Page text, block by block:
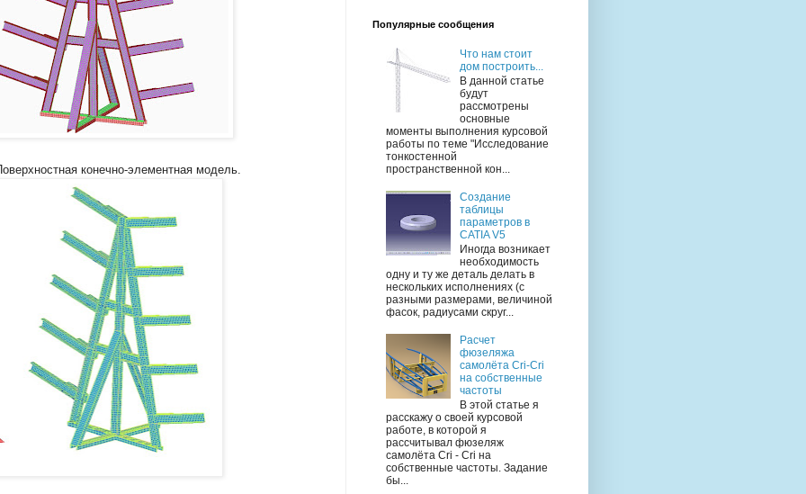
конечно-элементная модель.
Популярные сообщения
Что нам стоит
дом построить...
В данной статье
будут
рассмотрены
основные
моменты выполнения курсовой
работы по теме "Исследование
тонкостенной
пространственной кон...
Создание
таблицы
параметров в
CATIA V5
Иногда возникает
необходимость
одну и ту же деталь делать в
нескольких исполнениях (с
разными размерами, величиной
фасок, радиусами скруг...
Расчет
фюзеляжа
самолёта Cri-Cri
на собственные
частоты
В этой статье я
расскажу о своей курсовой
работе, в которой я
рассчитывал фюзеляж
самолёта Cri - Cri на
собственные частоты. Задание
бы...